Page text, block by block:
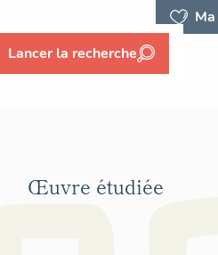
Lancer la recherche
Œuvre étudiée